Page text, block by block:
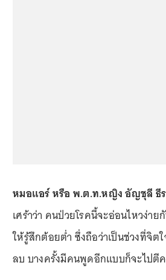
หมอแอร์ หรือ พ.ต.ท.หญิง อัญชุลี ธี
เศร้าว่า คนป่วยโรคนี้จะอ่อนไหวง่า
ให้รู้สึกต้อยต่ำ ซึ่งถือว่าเป็นช่วงที่จิต
ลบ บางครั้งมีคนพูดอีกแบบก็จะไปตี